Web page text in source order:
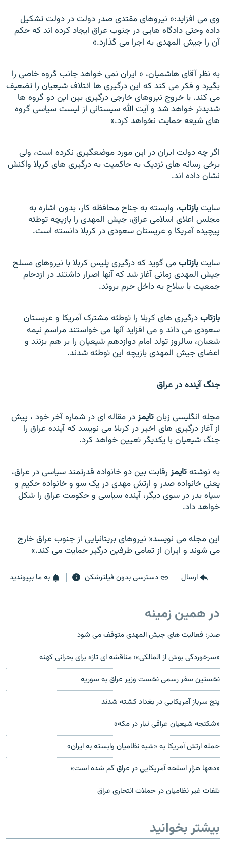
وی می افزاید:« نیروهای مقتدی صدر دولت در دولت تشکیل
داده وحتی دادگاه هایی در جنوب عراق ایجاد کرده اند که حکم
آن را جیش المهدی به اجرا می گذارد.»
به نظر آقای هاشميان، « ایران نمی خواهد جانب گروه خاصی را
بگیرد و فکر می کند که این درگیری ها ائتلاف شیعیان را تضعیف
می کند. با خروج نیروهای خارجی درگیری بین این دو گروه ها
شدیدتر خواهد شد و آیت الله سیستانی از لیست سیاسی گروه
های شیعه حمایت نخواهد کرد.»
اگر چه دولت ایران در اين مورد موضعگیری نکرده است، ولی
برخی رسانه های نزديک به حاکميت به درگيری های کربلا واکنش
نشان داده اند.
سایتبازتاب، وابسته به جناح محافظه کار، بدون اشاره به
مجلس اعلای اسلامی عراق، جیش المهدی را بازیچه توطئه
پیچیده آمریکا و عریستان سعودی در کربلا دانسته است.
سایتبازتابمی گوید که درگیری پلیس کربلا با نیروهای مسلح
جیش المهدی زمانی آغاز شد که آنها اصرار داشتند در ازدحام
جمعیت با سلاح به داخل حرم بروند.
بازتابدرگیری های کربلا را توطئه مشترک آمریکا و عربستان
سعودی می داند و می افزايد آنها می خواستند مراسم نيمه
شعبان، سالروز تولد امام دوازدهم شيعيان را بر هم بزنند و
اعضای جیش المهدی بازیچه این توطئه شدند.
جنگ آینده در عراق
مجله انگلیسی زبانتایمزدر مقاله ای در شماره آخر خود ، پیش
از آغاز درگیری های اخیر در کربلا می نویسد که آینده عراق را
جنگ شیعیان با یکدیگر تعیین خواهد کرد.
به نوشتهتايمز رقابت بین دو خانواده قدرتمند سیاسی در عراق،
یعنی خانواده صدر و ارتش مهدی در یک سو و خانواده حکیم و
سپاه بدر در سوی دیگر، آینده سیاسی و حکومت عراق را شکل
خواهد داد.
این مجله می نویسد« نیروهای بریتانیایی از جنوب عراق خارج
می شوند و ایران از تمامی طرفین درگیر حمایت می کند.»
ارسال دسترسی بدون فیلترشکن به ما بپیوندید
در همین زمینه
صدر: فعالیت های جیش المهدی متوقف می شود
«سرخوردگی بوش از المالکی»؛ مناقشه ای تازه برای بحرانی کهنه
نخستین سفر رسمی نخست وزیر عراق به سوریه
پنج سرباز آمریکایی در بغداد کشته شدند
«شکنجه شیعیان عراقی تبار در مکه»
حمله ارتش آمریکا به «شبه نظامیان وابسته به ایران»
«دهها هزار اسلحه آمریکایی در عراق گم شده است»
تلفات غیر نظامیان در حملات انتحاری عراق
بیشتر بخوانید